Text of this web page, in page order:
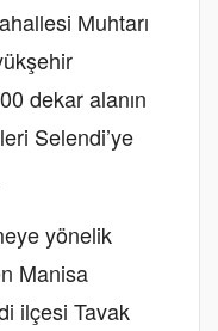
Muhtarı
dekar alanın
Selendi’ye
yönelik
Manisa
ilçesi Tavak